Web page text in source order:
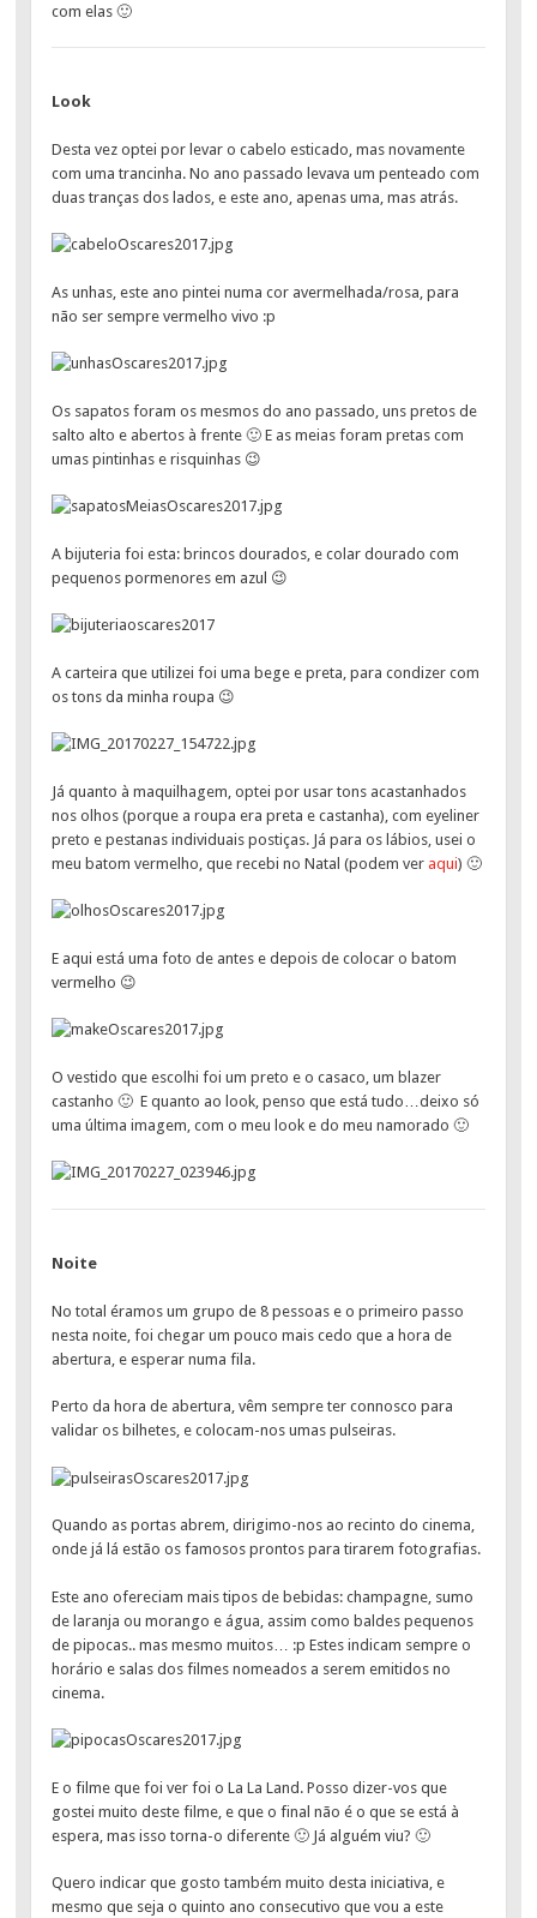
com elas 🙂
Look
Desta vez optei por levar o cabelo esticado, mas novamente
com uma trancinha. No ano passado levava um penteado com
duas tranças dos lados, e este ano, apenas uma, mas atrás.
As unhas, este ano pintei numa cor avermelhada/rosa, para
não ser sempre vermelho vivo :p
Os sapatos foram os mesmos do ano passado, uns pretos de
salto alto e abertos à frente 🙂 E as meias foram pretas com
umas pintinhas e risquinhas 😉
A bijuteria foi esta: brincos dourados, e colar dourado com
pequenos pormenores em azul 😉
A carteira que utilizei foi uma bege e preta, para condizer com
os tons da minha roupa 😉
Já quanto à maquilhagem, optei por usar tons acastanhados
nos olhos (porque a roupa era preta e castanha), com eyeliner
preto e pestanas individuais postiças. Já para os lábios, usei o
meu batom vermelho, que recebi no Natal (podem veraqui) 🙂
E aqui está uma foto de antes e depois de colocar o batom
vermelho 😉
O vestido que escolhi foi um preto e o casaco, um blazer
castanho 🙂 E quanto ao look, penso que está tudo…deixo só
uma última imagem, com o meu look e do meu namorado 🙂
Noite
No total éramos um grupo de 8 pessoas e o primeiro passo
nesta noite, foi chegar um pouco mais cedo que a hora de
abertura, e esperar numa fila.
Perto da hora de abertura, vêm sempre ter connosco para
validar os bilhetes, e colocam-nos umas pulseiras.
Quando as portas abrem, dirigimo-nos ao recinto do cinema,
onde já lá estão os famosos prontos para tirarem fotografias.
Este ano ofereciam mais tipos de bebidas: champagne, sumo
de laranja ou morango e água, assim como baldes pequenos
de pipocas.. mas mesmo muitos… :p Estes indicam sempre o
horário e salas dos filmes nomeados a serem emitidos no
cinema.
E o filme que foi ver foi o La La Land. Posso dizer-vos que
gostei muito deste filme, e que o final não é o que se está à
espera, mas isso torna-o diferente 🙂 Já alguém viu? 🙂
Quero indicar que gosto também muito desta iniciativa, e
mesmo que seja o quinto ano consecutivo que vou a este